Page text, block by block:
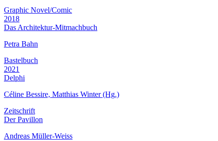
Graphic Novel/Comic
2018
Das Architektur-Mitmachbuch
Petra Bahn
Bastelbuch
2021
Delphi
Céline Bessire, Matthias Winter (Hg.)
Zeitschrift
Der Pavillon
Andreas Müller-Weiss